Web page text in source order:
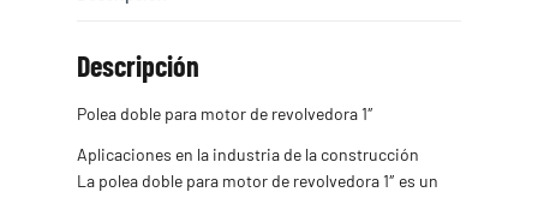
Descripción
Polea doble para motor de revolvedora 1″
Aplicaciones en la industria de la construcción
La polea doble para motor de revolvedora 1″ es un